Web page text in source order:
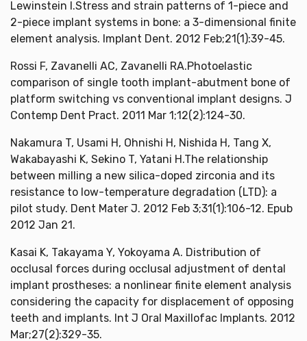
Lewinstein I.Stress and strain patterns of 1-piece and
2-piece implant systems in bone: a 3-dimensional finite
element analysis. Implant Dent. 2012 Feb;21(1):39-45.
Rossi F, Zavanelli AC, Zavanelli RA.Photoelastic
comparison of single tooth implant-abutment bone of
platform switching vs conventional implant designs. J
Contemp Dent Pract. 2011 Mar 1;12(2):124-30.
Nakamura T, Usami H, Ohnishi H, Nishida H, Tang X,
Wakabayashi K, Sekino T, Yatani H.The relationship
between milling a new silica-doped zirconia and its
resistance to low-temperature degradation (LTD): a
pilot study. Dent Mater J. 2012 Feb 3;31(1):106-12. Epub
2012 Jan 21.
Kasai K, Takayama Y, Yokoyama A. Distribution of
occlusal forces during occlusal adjustment of dental
implant prostheses: a nonlinear finite element analysis
considering the capacity for displacement of opposing
teeth and implants. Int J Oral Maxillofac Implants. 2012
Mar;27(2):329-35.